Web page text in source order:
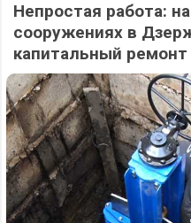
Непростая работа:
сооружениях в
капитальный ремонт